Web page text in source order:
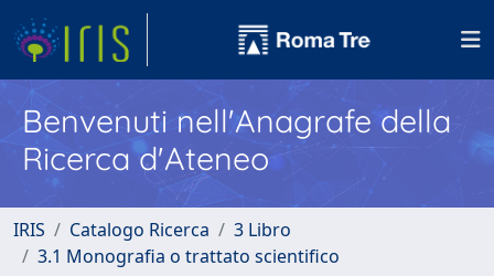
Benvenuti nell'Anagrafe della
Ricerca d'Ateneo
IRIS Catalogo Ricerca
3 Libro
3.1 Monografia o trattato scientifico